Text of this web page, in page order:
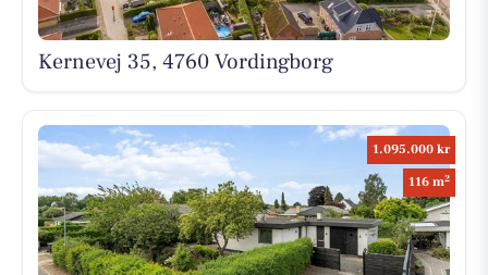
Kernevej 35, 4760 Vordingborg
1.095.000 kr
116 m2